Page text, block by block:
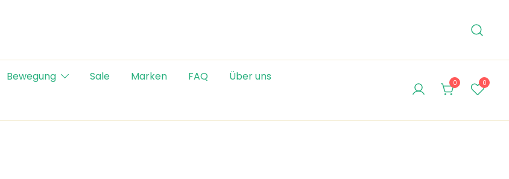
Bewegung Sale Marken FAQ
Über uns
0 0